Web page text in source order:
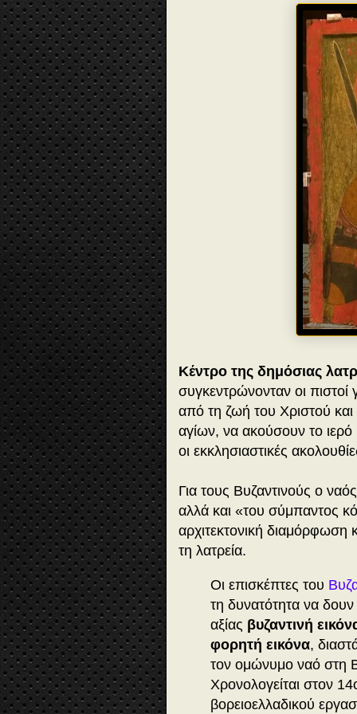
Κέντρο της δημόσιας
συγκεντρώνονταν οι πιστοί
από τη ζωή του Χριστού
αγίων, να ακούσουν το
οι εκκλησιαστικές
Για τους Βυζαντινούς ο
αλλά και «του σύμπαντος
αρχιτεκτονική διαμόρφωση
τη λατρεία.
Οι επισκέπτες του
τη δυνατότητα να δουν
αξίας βυζαντινή
φορητή εικόνα,
τον ομώνυμο ναό στη
Χρονολογείται στον
βορειοελλαδικού